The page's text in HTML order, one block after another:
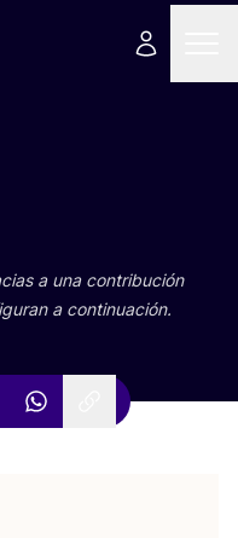
a una con­tri­bu­ción
a continuación.